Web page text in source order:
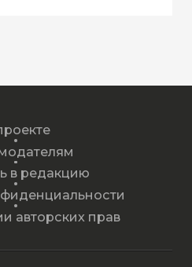
в редакцию
авторских прав